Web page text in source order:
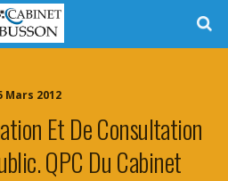
Mars 2012
Et De Consultation
QPC Du Cabinet